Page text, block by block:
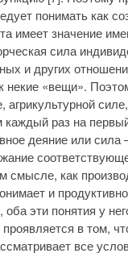
понимать как
имеет значение
сила
и других
некие «вещи».
агрикультурной
каждый раз на
деяние или сила
смысле, как
и
эти понятия у
в том,
все